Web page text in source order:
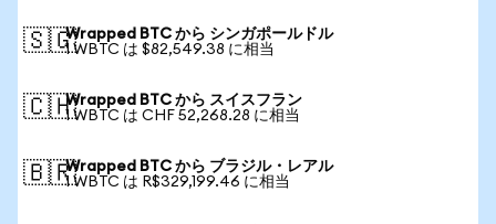
🇸🇬Wrapped BTC から シンガポールドル
1 WBTC は $82,549.38 に相当
🇨🇭Wrapped BTC から スイスフラン
1 WBTC は CHF 52,268.28 に相当
🇧🇷Wrapped BTC から ブラジル・レアル
1 WBTC は R$329,199.46 に相当